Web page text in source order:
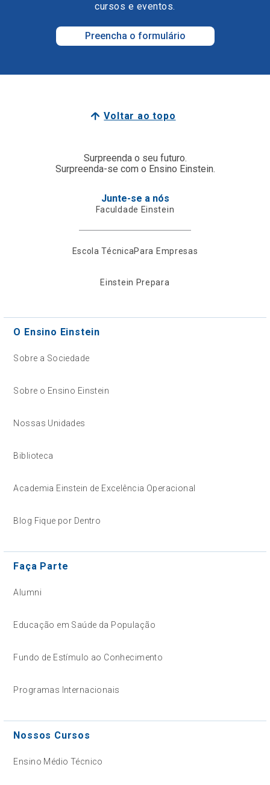
cursos e eventos.
Preencha o formulário
Voltar ao topo
Surpreenda o seu futuro.
Surpreenda-se com o Ensino Einstein.
Junte-se a nós
Faculdade Einstein
Escola TécnicaPara Empresas
Einstein Prepara
O Ensino Einstein
Sobre a Sociedade
Sobre o Ensino Einstein
Nossas Unidades
Biblioteca
Academia Einstein de Excelência Operacional
Blog Fique por Dentro
Faça Parte
Alumni
Educação em Saúde da População
Fundo de Estímulo ao Conhecimento
Programas Internacionais
Nossos Cursos
Ensino Médio Técnico